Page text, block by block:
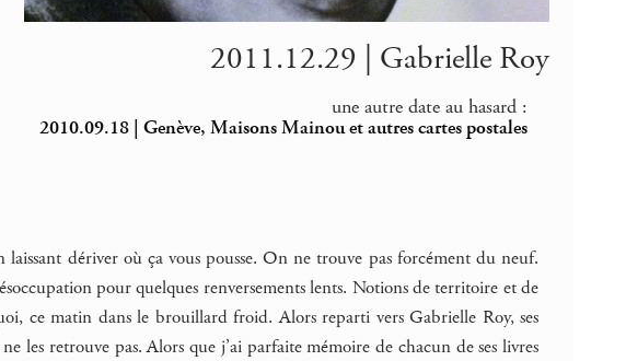
2011.12.29 | Gabrielle Roy
une autre date au hasard :
2010.09.18 | Genève, Maisons Mainou et autres cartes postales
laissant dériver où ça vous pousse. On ne trouve pas forcément du neuf.
pour quelques renversements lents. Notions de territoire et de
ce matin dans le brouillard froid. Alors reparti vers Gabrielle Roy, ses
les retrouve pas. Alors que j’ai parfaite mémoire de chacun de ses livres